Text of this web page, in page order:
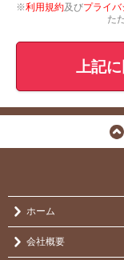
※利用規約及びプライ
た
上記
ホーム
会社概要